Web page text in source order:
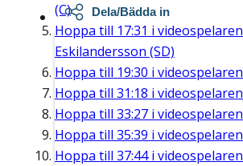
(C)
Hoppa till 17:31 i videospelaren
Eskilandersson (SD)
Hoppa till 19:30 i videospelaren
Hoppa till 31:18 i videospelaren
Hoppa till 33:27 i videospelaren
Hoppa till 35:39 i videospelaren
Hoppa till 37:44i videospelaren
Dela/Bädda in